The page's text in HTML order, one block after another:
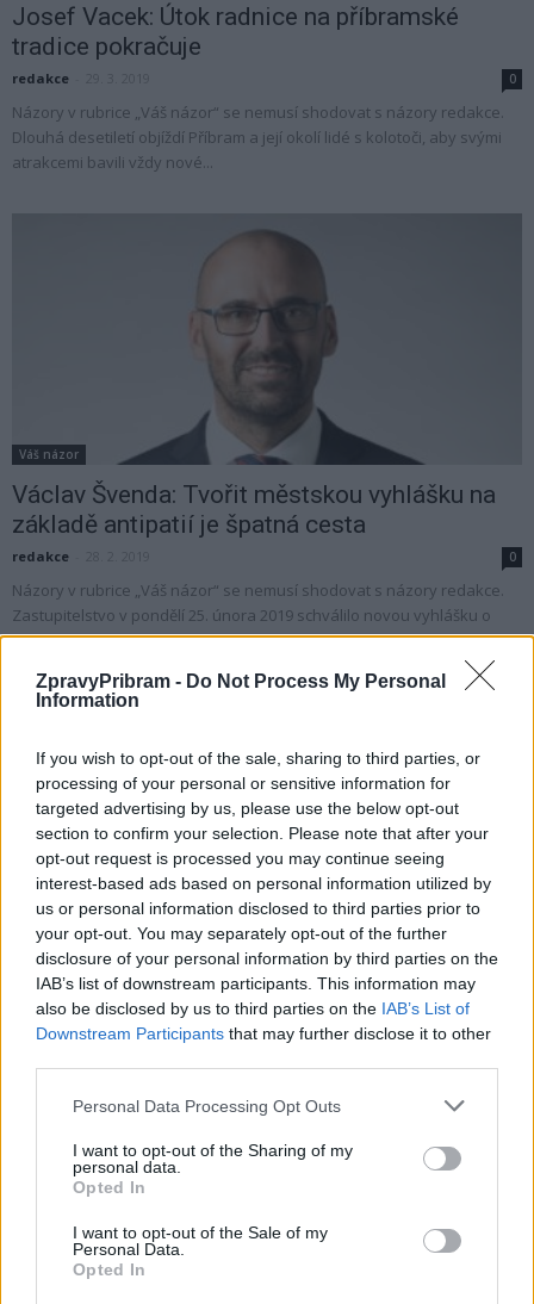
ZpravyPribram - Do Not Process My Personal
Information
If you wish to opt-out of the sale, sharing to third parties, or
processing of your personal or sensitive information for
targeted advertising by us, please use the below opt-out
section to confirm your selection. Please note that after your
opt-out request is processed you may continue seeing
interest-based ads based on personal information utilized by
us or personal information disclosed to third parties prior to
your opt-out. You may separately opt-out of the further
disclosure of your personal information by third parties on the
IAB’s list of downstream participants. This information may
also be disclosed by us to third parties on the IAB’s List of
Downstream Participants that may further disclose it to other
Personal Data Processing Opt Outs
I want to opt-out of the Sharing of my
personal data.
Opted In
I want to opt-out of the Sale of my
Personal Data.
Opted In
Josef Vacek: Útok radnice na příbramské
tradice pokračuje
redakce 0
Názory v rubrice „Váš názor“ se nemusí shodovat s názory redakce.
Dlouhá desetiletí objíždí Příbram a její okolí lidé s kolotoči, aby svými
atrakcemi bavili vždy nové...
Váš názor
Václav Švenda: Tvořit městskou vyhlášku na
základě antipatií je špatná cesta
redakce 0
Názory v rubrice „Váš názor“ se nemusí shodovat s názory redakce.
Zastupitelstvo v pondělí 25. února 2019 schválilo novou vyhlášku o
místním poplatku za užívání veřejného prostranství. Příbramská...
Sedlčansko
Obděnice na Petrovicku budou mít novou
náves
Veronika Bonková - 2. 8. 2018
OBDĚNICE – Práce na rekonstrukci nové návsi jsou v plném proudu.
v této petrovické osadě vznikla. Více nám...